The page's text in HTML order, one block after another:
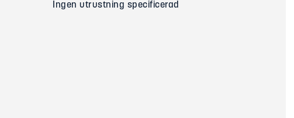
Ingen utrustning specificerad